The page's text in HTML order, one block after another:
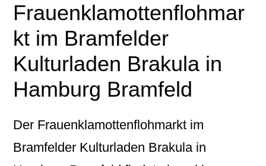
Frauenklamottenflohmar
kt im Bramfelder
Kulturladen Brakula in
Hamburg Bramfeld
Der Frauenklamottenflohmarkt im
Bramfelder Kulturladen Brakula in